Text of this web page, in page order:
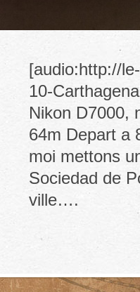
[audio:http://
10-
Nikon D7000,
64m Depart a
moi mettons
Sociedad de
ville….